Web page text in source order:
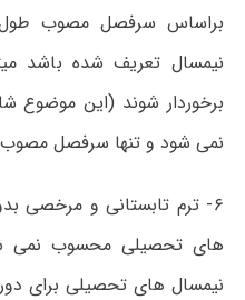
نیمسال تعریف شده باشد
برخوردار شوند (این موضوع
نمی شود و تنها سرفصل
۶- ترم تابستانی و مرخصی
های تحصیلی محسوب نمی